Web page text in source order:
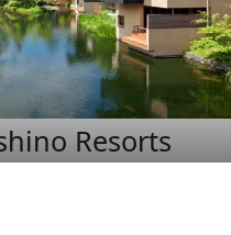
Resorts